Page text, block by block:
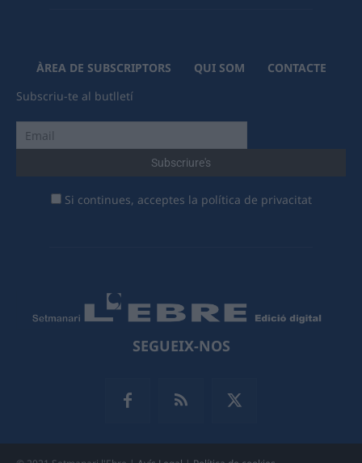
ÀREA DE SUBSCRIPTORS QUI SOM
CONTACTE
Subscriu-te al butlletí
Si continues, acceptes la política de privacitat
SEGUEIX-NOS